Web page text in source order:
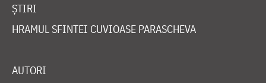
ȘTIRI
HRAMUL SFINTEI CUVIOASE PARASCHEVA
AUTORI